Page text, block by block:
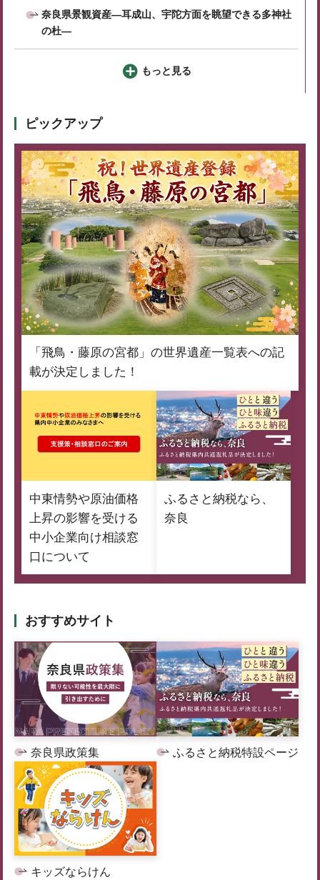
奈良県景観資産―耳成山、宇陀方面を眺望できる多神社
の杜―
もっと見る
ピックアップ
「飛鳥・藤原の宮都」の世界遺産一覧表への記
載が決定しました！
中東情勢や原油価格
上昇の影響を受ける
中小企業向け相談窓
口について
ふるさと納税なら、
奈良
おすすめサイト
奈良県政策集 ふるさと納税特設ページ
キッズならけん